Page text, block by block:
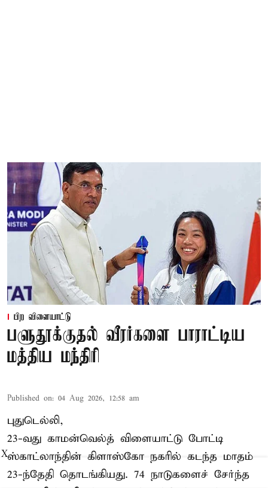
பிற விளையாட்டு
பளுதூக்குதல் வீரர்களை பாராட்டிய
மத்திய மந்திரி
Published on: 04 Aug 2026, 12:58 am
புதுடெல்லி,
23-வது காமன்வெல்த் விளையாட்டு போட்டி
ஸ்காட்லாந்தின் கிளாஸ்கோ நகரில் கடந்த மாதம்
23-ந்தேதி தொடங்கியது. 74 நாடுகளைச் சேர்ந்த
X